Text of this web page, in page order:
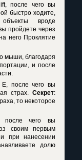
, после чего вы
быстро ходите,
вроде
пройдете через
него Проклятие
мыши, благодаря
и после
E , после чего вы
страх. Секрет:
то некоторое
, после чего вы
своим первым
при нанесении
долю